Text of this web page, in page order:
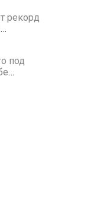
рекорд
…
под
…